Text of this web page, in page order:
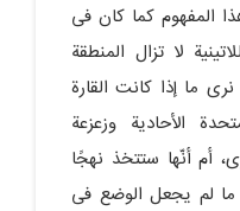
المفهوم کما کان فی
لا تزال المنطقة
ما إذا کانت القارة
الأحادیة وزعزعة
أم أنّها ستتخذ نهجًا
ما لم یجعل الوضع فی